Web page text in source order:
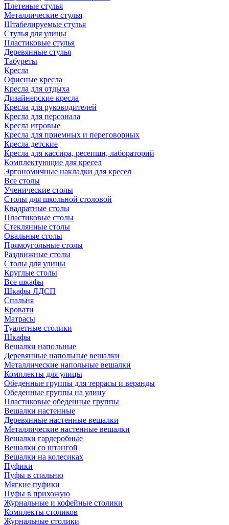
Плетеные стулья
Металлические стулья
Штабелируемые стулья
Стулья для улицы
Пластиковые стулья
Деревянные стулья
Табуреты
Кресла
Офисные кресла
Кресла для отдыха
Дизайнерские кресла
Кресла для руководителей
Кресла для персонала
Кресла игровые
Кресла для приемных и переговорных
Кресла детские
Кресла для кассира, ресепшн, лабораторий
Комплектующие для кресел
Эргономичные накладки для кресел
Все столы
Ученические столы
Столы для школьной столовой
Квадратные столы
Пластиковые столы
Стеклянные столы
Овальные столы
Прямоугольные столы
Раздвижные столы
Столы для улицы
Круглые столы
Все шкафы
Шкафы ЛДСП
Спальня
Кровати
Матрасы
Туалетные столики
Шкафы
Вешалки напольные
Деревянные напольные вешалки
Металлические напольные вешалки
Комплекты для улицы
Обеденные группы для террасы и веранды
Обеденные группы на улицу
Пластиковые обеденные группы
Вешалки настенные
Деревянные настенные вешалки
Металлические настенные вешалки
Вешалки гардеробные
Вешалки со штангой
Вешалки на колесиках
Пуфики
Пуфы в спальню
Мягкие пуфики
Пуфы в прихожую
Журнальные и кофейные столики
Комплекты столиков
Журнальные столики